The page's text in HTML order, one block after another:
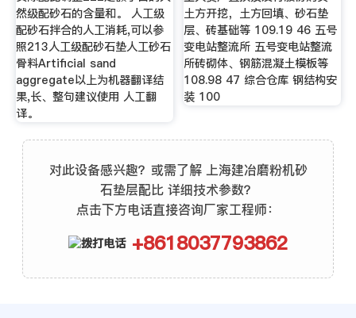
然级配砂石的含量和。 人工级
配砂石拌合的人工消耗,可以参
照213人工级配砂石垫人工砂石
骨料Artificial sand
aggregate以上为机器翻译结
果,长、整句建议使用 人工翻
译。
土方开挖，土方回填、砂石垫
层、砖基础等 109.19 46 五号
变电站整流所 五号变电站整流
所砖砌体、钢筋混凝土模板等
108.98 47 综合仓库 钢结构安
装 100
对此设备感兴趣？或需了解 上海建冶磨粉机砂
石垫层配比 详细技术参数？
点击下方电话直接咨询厂家工程师：
+8618037793862